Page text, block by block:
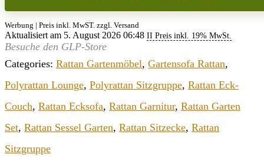
Werbung | Preis inkl. MwST. zzgl. Versand
Aktualisiert am 5. August 2026 06:48 II Preis inkl. 19% MwSt.
Besuche den GLP-Store
Categories: Rattan Gartenmöbel, Gartensofa Rattan,
Polyrattan Lounge, Polyrattan Sitzgruppe, Rattan Eck-
Couch, Rattan Ecksofa, Rattan Garnitur, Rattan Garten
Set, Rattan Sessel Garten, Rattan Sitzecke, Rattan
Sitzgruppe